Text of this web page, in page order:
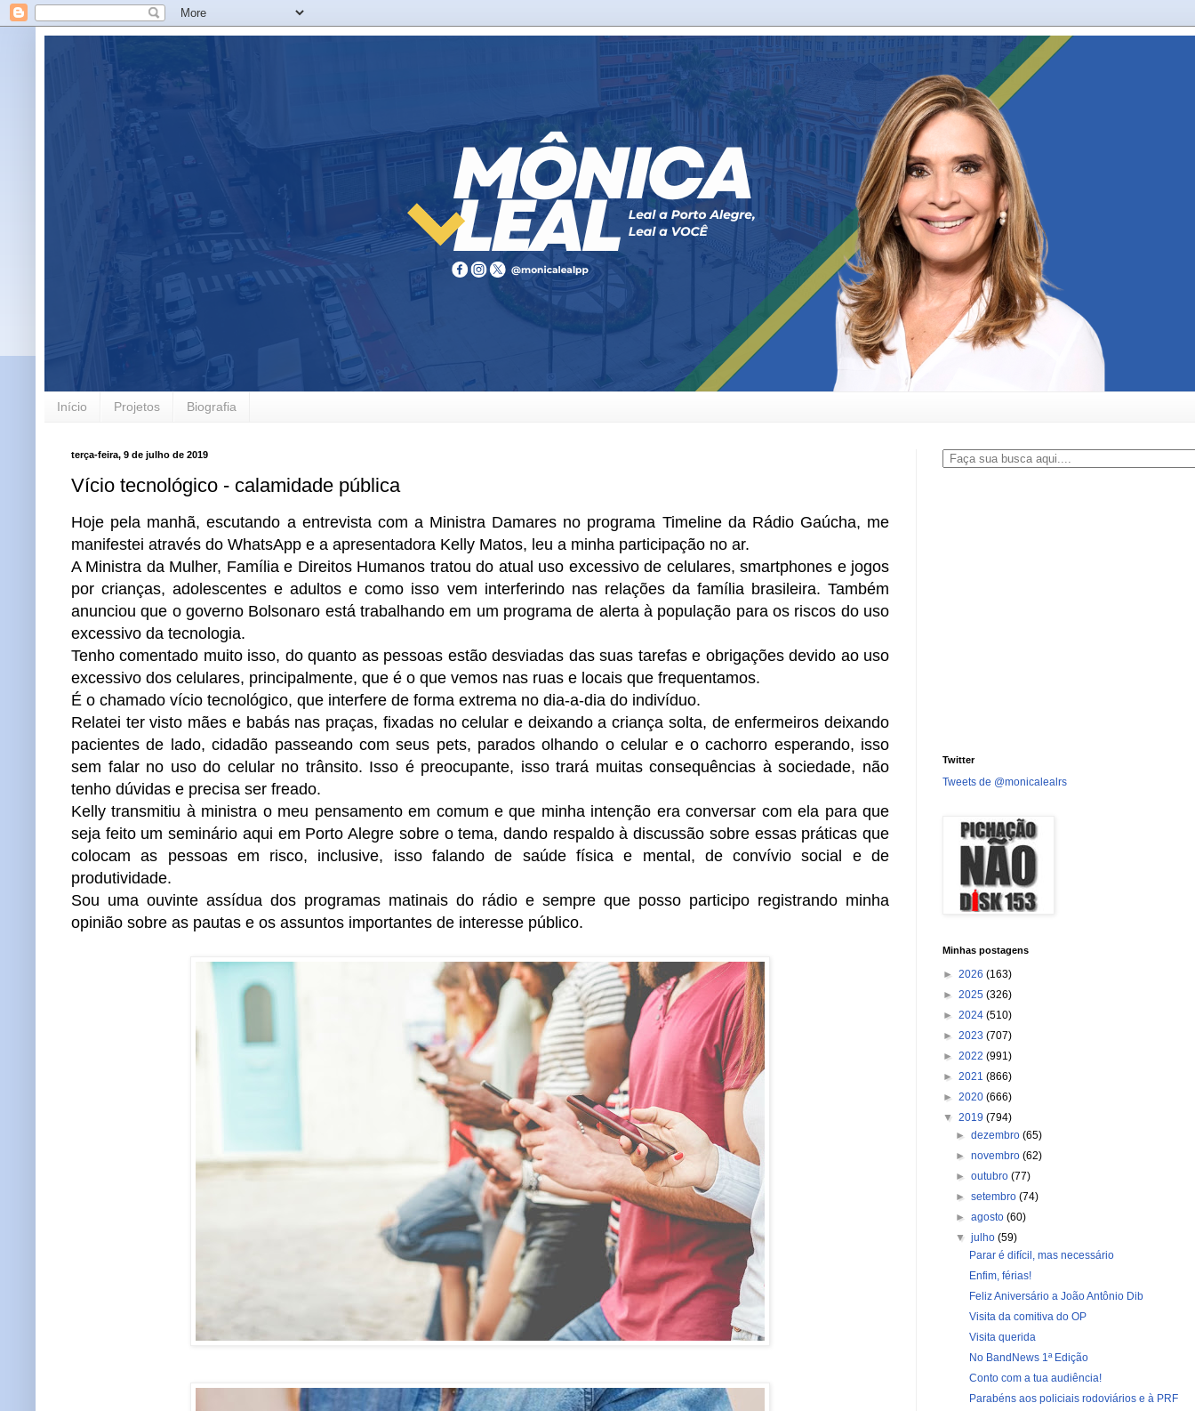
Início Projetos Biografia
terça-feira, 9 de julho de 2019
Vício tecnológico - calamidade pública
Hoje pela manhã, escutando a entrevista com a Ministra Damares no programa Timeline da Rádio Gaúcha, me
manifestei através do WhatsApp e a apresentadora Kelly Matos, leu a minha participação no ar.
A Ministra da Mulher, Família e Direitos Humanos tratou do atual uso excessivo de celulares, smartphones e jogos
por crianças, adolescentes e adultos e como isso vem interferindo nas relações da família brasileira. Também
anunciou que o governo Bolsonaro está trabalhando em um programa de alerta à população para os riscos do uso
excessivo da tecnologia.
Tenho comentado muito isso, do quanto as pessoas estão desviadas das suas tarefas e obrigações devido ao uso
excessivo dos celulares, principalmente, que é o que vemos nas ruas e locais que frequentamos.
É o chamado vício tecnológico, que interfere de forma extrema no dia-a-dia do indivíduo.
Relatei ter visto mães e babás nas praças, fixadas no celular e deixando a criança solta, de enfermeiros deixando
pacientes de lado, cidadão passeando com seus pets, parados olhando o celular e o cachorro esperando, isso
sem falar no uso do celular no trânsito. Isso é preocupante, isso trará muitas consequências à sociedade, não
tenho dúvidas e precisa ser freado.
Kelly transmitiu à ministra o meu pensamento em comum e que minha intenção era conversar com ela para que
seja feito um seminário aqui em Porto Alegre sobre o tema, dando respaldo à discussão sobre essas práticas que
colocam as pessoas em risco, inclusive, isso falando de saúde física e mental, de convívio social e de
produtividade.
Sou uma ouvinte assídua dos programas matinais do rádio e sempre que posso participo registrando minha
opinião sobre as pautas e os assuntos importantes de interesse público.
Twitter
Tweets de @monicalealrs
Minhas postagens
► 2026 (163)
► 2025 (326)
► 2024 (510)
► 2023 (707)
► 2022 (991)
► 2021 (866)
► 2020 (666)
▼ 2019 (794)
►dezembro(65)
►novembro(62)
►outubro(77)
►setembro(74)
►agosto(60)
▼julho(59)
Parar é difícil, mas necessário
Enfim, férias!
Feliz Aniversário a João Antônio Dib
Visita da comitiva do OP
Visita querida
No BandNews 1ª Edição
Conto com a tua audiência!
Parabéns aos policiais rodoviários e à PRF